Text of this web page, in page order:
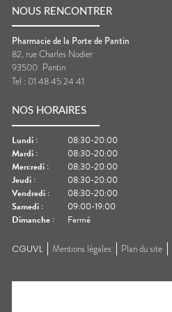
NOUS RENCONTRER
Pharmacie de la Porte de Pantin
82, rue Charles Nodier
93500 Pantin
Tel : 01 48 45 24 41
NOS HORAIRES
Lundi :
08:30-20:00
Mardi :
08:30-20:00
Mercredi :
08:30-20:00
Jeudi :
08:30-20:00
Vendredi :
08:30-20:00
Samedi :
09:00-19:00
Dimanche : Fermé
CGUVL Mentions légales Plan du site